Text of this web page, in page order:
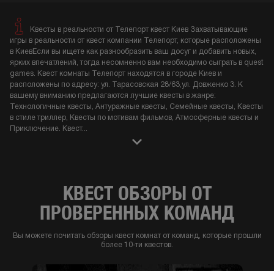
Квесты в реальности от Телепорт квест Киев Захватывающие
игры в реальности от квест компании Телепорт, которые расположены
в КиевЕсли вы ищете как разнообразить ваш досуг и добавить новых,
ярких впечатлений, тогда несомненно вам необходимо сыграть в quest
games. Квест комнаты Телепорт находятся в городе Киев и
расположены по адресу: ул. Тарасовская 28/63,ул. Довженко 3. К
вашему вниманию предлагаются лучшие квесты в жанре:
Технологичные квесты, Антуражные квесты, Семейные квесты, Квесты
в стиле триллер, Квесты по мотивам фильмов, Атмосферные квесты и
Приключение. Квест...
КВЕСТ ОБЗОРЫ ОТ
ПРОВЕРЕННЫХ КОМАНД
Вы можете почитать обзоры квест комнат от команд, которые прошли
более 10-ти квестов.